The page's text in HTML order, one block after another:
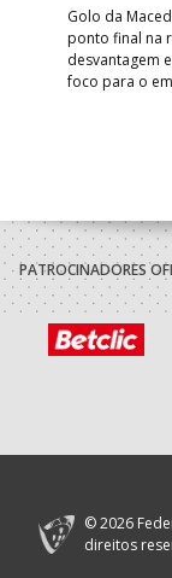
Golo da
ponto final na
desvantagem
foco para o
PATROCINADORES
© 2026
direitos